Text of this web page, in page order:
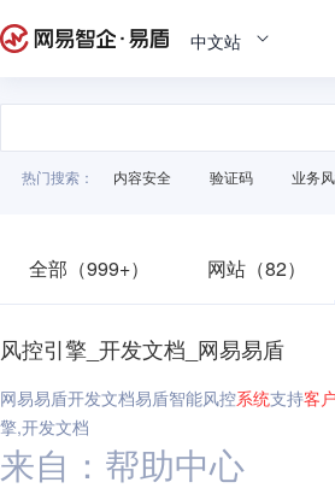
中文站
热门搜索： 内容安全 验证码 业务
全部（999+） 网站（82）
风控引擎_开发文档_网易易盾
网易易盾开发文档易盾智能风控系统支持客户
擎,开发文档
来自：帮助中心